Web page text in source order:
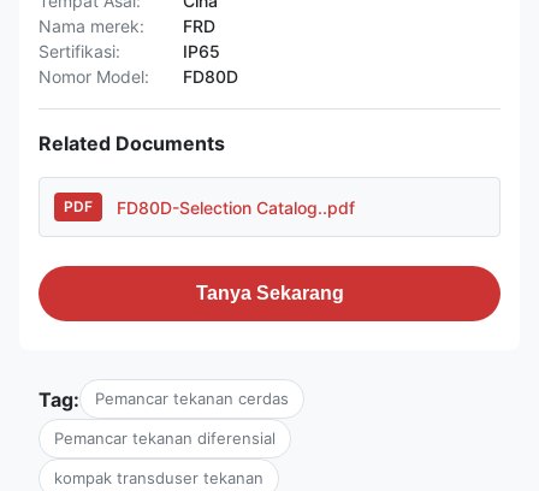
Nama merek:
FRD
Sertifikasi:
IP65
Nomor Model:
FD80D
Related Documents
PDF FD80D-Selection Catalog..pdf
Tanya Sekarang
Tag: Pemancar tekanan cerdas
Pemancar tekanan diferensial
kompak transduser tekanan